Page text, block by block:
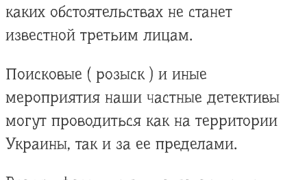
каких обстоятельствах не станет
известной третьим лицам.
Поисковые ( розыск ) и иные
мероприятия наши частные детективы
могут проводиться как на территории
Украины, так и за ее пределами.